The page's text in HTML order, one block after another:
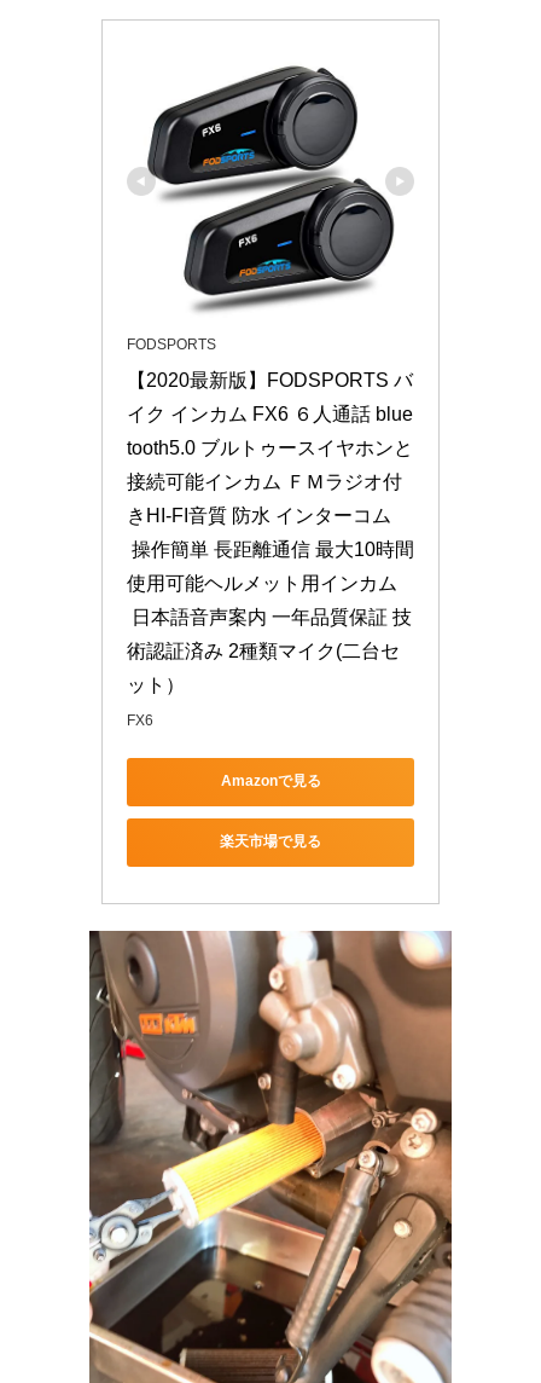
FODSPORTS
【2020最新版】FODSPORTS バ
イク インカム FX6 ６人通話 blue
tooth5.0 ブルトゥースイヤホンと
接続可能インカム ＦＭラジオ付
きHI-FI音質 防水 インターコム
操作簡単 長距離通信 最大10時間
使用可能ヘルメット用インカム
日本語音声案内 一年品質保証 技
術認証済み 2種類マイク(二台セ
ット）
FX6
Amazonで見る
楽天市場で見る